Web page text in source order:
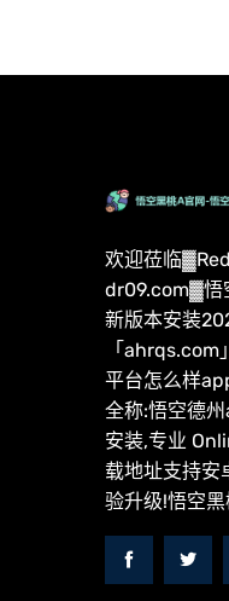
欢迎莅临
dr09.com▓悟
新版本安装
「
平台怎么样
全称:悟空德
安装,专业
载地址支持安
验升级!悟空